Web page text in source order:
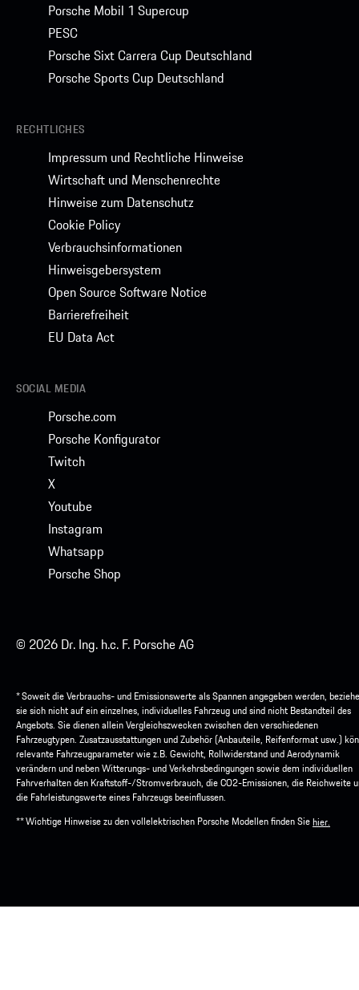
Porsche Mobil 1 Supercup
PESC
Porsche Sixt Carrera Cup Deutschland
Porsche Sports Cup Deutschland
RECHTLICHES
Impressum und Rechtliche Hinweise
Wirtschaft und Menschenrechte
Hinweise zum Datenschutz
Cookie Policy
Verbrauchsinformationen
Hinweisgebersystem
Open Source Software Notice
Barrierefreiheit
EU Data Act
SOCIAL MEDIA
Porsche.com
Porsche Konfigurator
Twitch
X
Youtube
Instagram
Whatsapp
Porsche Shop
© 2026 Dr. Ing. h.c. F. Porsche AG
* Soweit die Verbrauchs- und Emissionswerte als Spannen angegeben werden,
sie sich nicht auf ein einzelnes, individuelles Fahrzeug und sind nicht Bestandteil des
Angebots. Sie dienen allein Vergleichszwecken zwischen den verschiedenen
Fahrzeugtypen. Zusatzausstattungen und Zubehör (Anbauteile, Reifenformat usw.)
relevante Fahrzeugparameter wie z.B. Gewicht, Rollwiderstand und Aerodynamik
verändern und neben Witterungs- und Verkehrsbedingungen sowie dem individuellen
Fahrverhalten den Kraftstoff-/Stromverbrauch, die CO2-Emissionen, die Reichweite
die Fahrleistungswerte eines Fahrzeugs beeinflussen.
** Wichtige Hinweise zu den vollelektrischen Porsche Modellen finden Siehier.